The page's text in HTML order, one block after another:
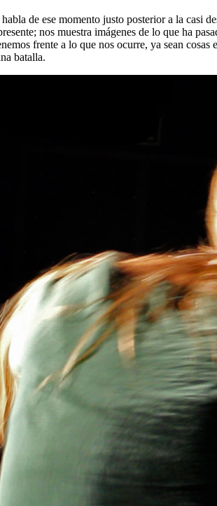
de ese momento justo posterior a la casi
nos muestra imágenes de lo que ha
frente a lo que nos ocurre, ya sean
batalla.